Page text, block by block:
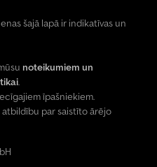
šajā lapā ir indikatīvas un
noteikumiem un
.
īpašniekiem.
par saistīto ārējo